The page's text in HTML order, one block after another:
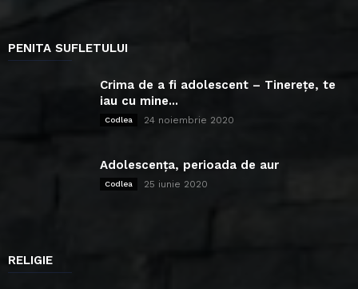
PENITA SUFLETULUI
Crima de a fi adolescent – Tinerețe, te
iau cu mine...
Codlea 24 noiembrie 2020
Adolescența, perioada de aur
Codlea 25 iunie 2020
RELIGIE